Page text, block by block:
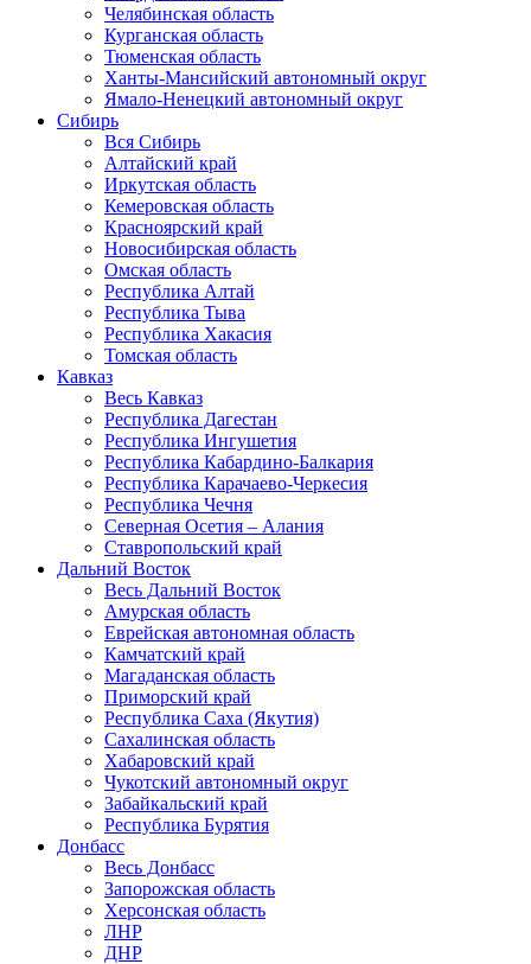
Челябинская область
Курганская область
Тюменская область
Ханты-Мансийский автономный округ
Ямало-Ненецкий автономный округ
Сибирь
Вся Сибирь
Алтайский край
Иркутская область
Кемеровская область
Красноярский край
Новосибирская область
Омская область
Республика Алтай
Республика Тыва
Республика Хакасия
Томская область
Кавказ
Весь Кавказ
Республика Дагестан
Республика Ингушетия
Республика Кабардино-Балкария
Республика Карачаево-Черкесия
Республика Чечня
Северная Осетия – Алания
Ставропольский край
Дальний Восток
Весь Дальний Восток
Амурская область
Еврейская автономная область
Камчатский край
Магаданская область
Приморский край
Республика Саха (Якутия)
Сахалинская область
Хабаровский край
Чукотский автономный округ
Забайкальский край
Республика Бурятия
Донбасс
Весь Донбасс
Запорожская область
Херсонская область
ЛНР
ДНР